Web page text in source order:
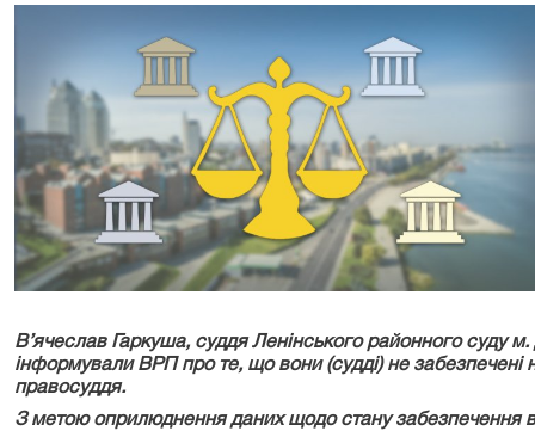
В’ячеслав Гаркуша, суддя Ленінського районного суду
інформували ВРП про те, що вони (судді) не
правосуддя.
З метою оприлюднення даних щодо стану забезпечення